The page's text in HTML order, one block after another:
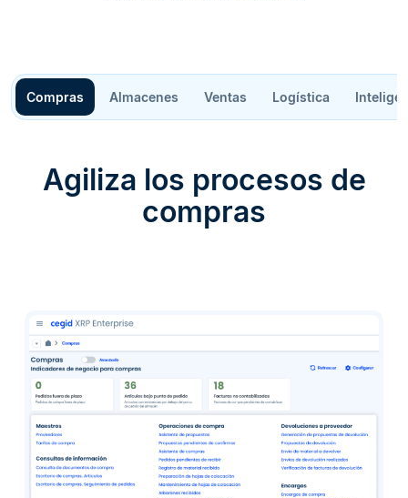
Compras Almacenes Ventas Logística
Agiliza los procesos de
compras